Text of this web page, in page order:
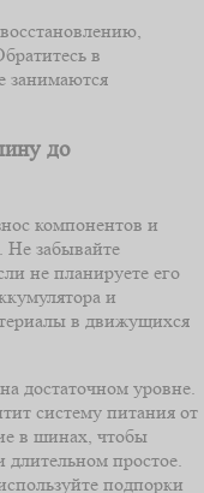
в
занимаются
до
компонентов и
Не забывайте
не планируете его
и
в движущихся
достаточном уровне.
систему питания от
в шинах, чтобы
простое.
подпорки